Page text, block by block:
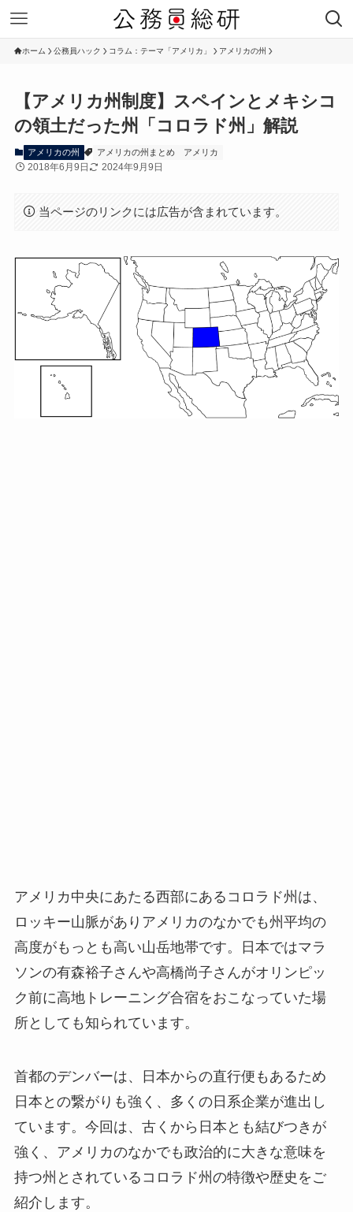
ホーム 公務員ハック コラム：テーマ「アメリカ」 アメリカの州
【アメリカ州制度】スペインとメキシコ
の領土だった州「コロラド州」解説
アメリカの州 アメリカの州まとめ アメリカ
2018年6月9日 2024年9月9日
当ページのリンクには広告が含まれています。
アメリカ中央にあたる西部にあるコロラド州は、
ロッキー山脈がありアメリカのなかでも州平均の
高度がもっとも高い山岳地帯です。日本ではマラ
ソンの有森裕子さんや高橋尚子さんがオリンピッ
ク前に高地トレーニング合宿をおこなっていた場
所としても知られています。
首都のデンバーは、日本からの直行便もあるため
日本との繋がりも強く、多くの日系企業が進出し
ています。今回は、古くから日本とも結びつきが
強く、アメリカのなかでも政治的に大きな意味を
持つ州とされているコロラド州の特徴や歴史をご
紹介します。